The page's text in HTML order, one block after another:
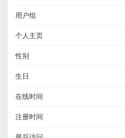
用户组
个人主页
性别
生日
在线时间
注册时间